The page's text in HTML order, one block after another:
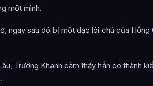
một mình.
ngay sau đó bị một đạo lôi chú của Hồng
Trường Khanh cảm thấy hắn có thành